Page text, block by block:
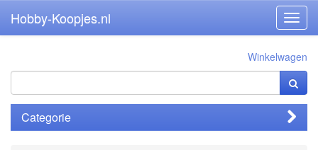
Hobby-Koopjes.nl
Winkelwagen
Categorie